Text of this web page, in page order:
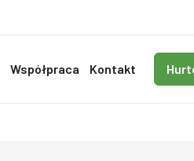
Współpraca Kontakt